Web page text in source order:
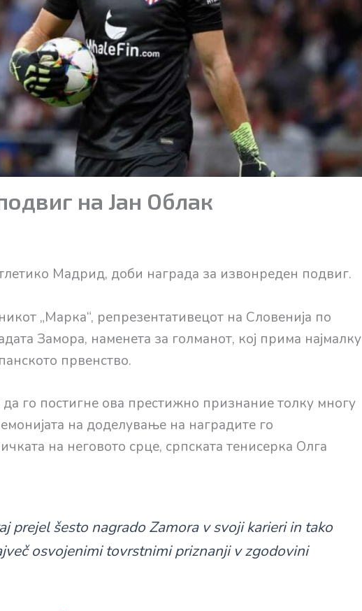
на Јан Облак
Мадрид, доби награда за извонреден подвиг.
„Марка“, репрезентативецот на Словенија по
Замора, наменета за голманот, кој прима најмалку
првенство.
да го постигне ова престижно признание толку многу
на доделување на наградите го
на неговото срце, српската тенисерка Олга
prejel šesto nagrado Zamora v svoji karieri in tako
osvojenimi tovrstnimi priznanji v zgodovini